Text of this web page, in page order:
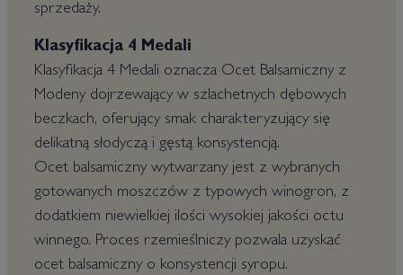
sprzedaży.
Klasyfikacja 4 Medali
Klasyfikacja 4 Medali oznacza Ocet Balsamiczny z
Modeny dojrzewający w szlachetnych dębowych
beczkach, oferujący smak charakteryzujący się
delikatną słodyczą i gęstą konsystencją.
Ocet balsamiczny wytwarzany jest z wybranych
gotowanych moszczów z typowych winogron, z
dodatkiem niewielkiej ilości wysokiej jakości octu
winnego. Proces rzemieślniczy pozwala uzyskać
ocet balsamiczny o konsystencji syropu.